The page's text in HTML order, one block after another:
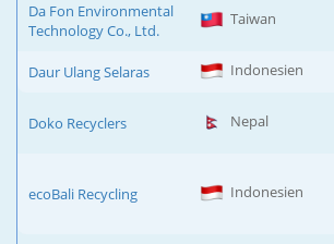
Da Fon Environmental
Technology Co., Ltd.
Taiwan
Daur Ulang Selaras Indonesien
Doko Recyclers Nepal
ecoBali Recycling Indonesien